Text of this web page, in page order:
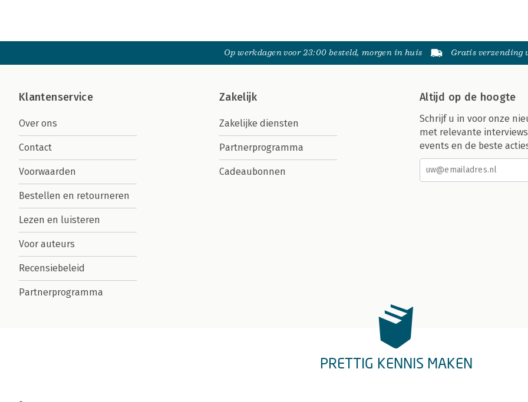
Op werkdagen voor 23:00 besteld, morgen in huis Gratis verzending
Klantenservice
Over ons
Contact
Voorwaarden
Bestellen en retourneren
Lezen en luisteren
Voor auteurs
Recensiebeleid
Partnerprogramma
Zakelijk
Zakelijke diensten
Partnerprogramma
Cadeaubonnen
Altijd op de hoogte
Schrijf u in voor onze
met relevante
events en de beste
PRETTIG KENNIS MAKEN